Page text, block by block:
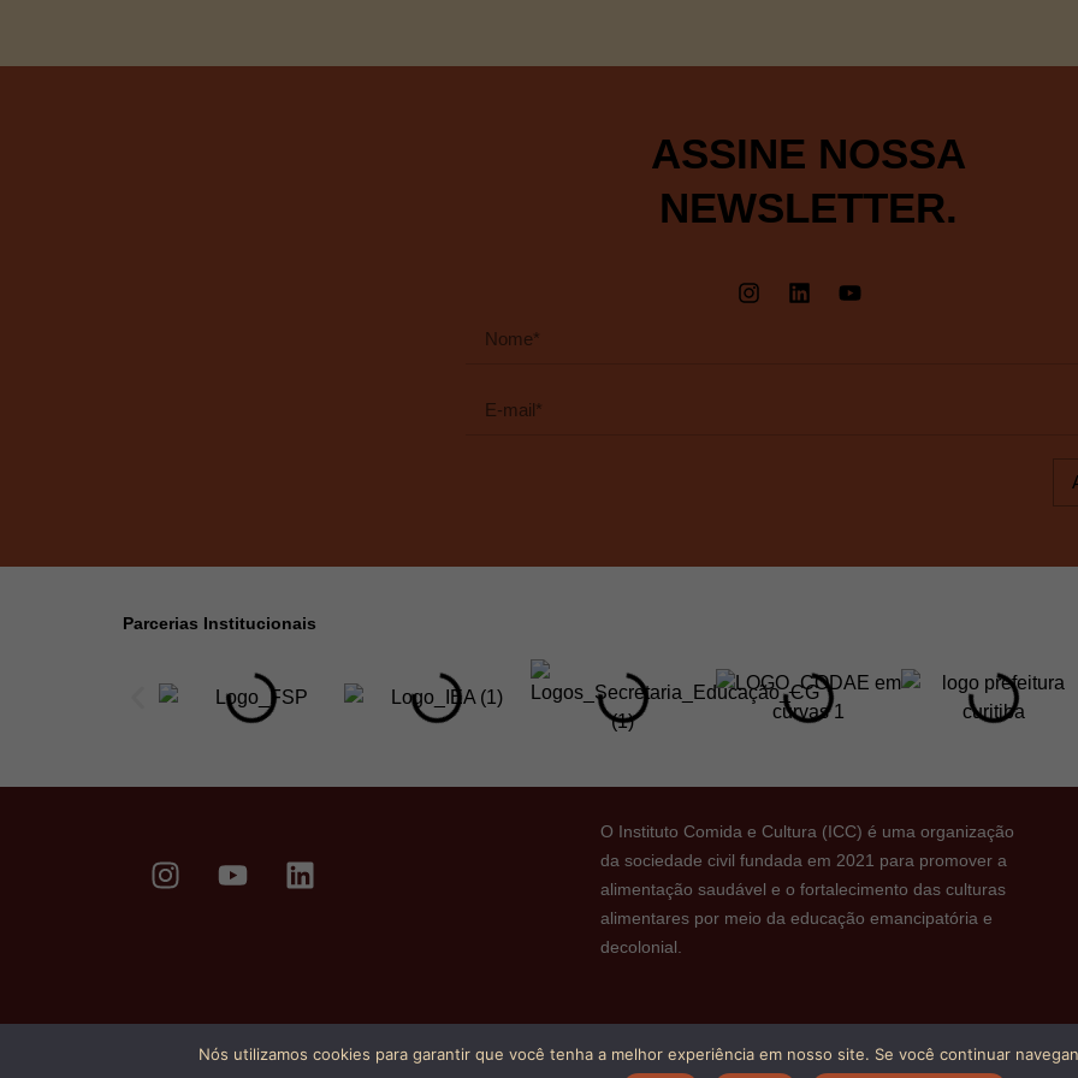
ASSINE NOSSA
NEWSLETTER.
Parcerias Institucionais
O Instituto Comida e Cultura (ICC) é uma organização
da sociedade civil fundada em 2021 para promover a
alimentação saudável e o fortalecimento das culturas
alimentares por meio da educação emancipatória e
decolonial.
Nós utilizamos cookies para garantir que você tenha a melhor experiência em nosso site. Se você continuar